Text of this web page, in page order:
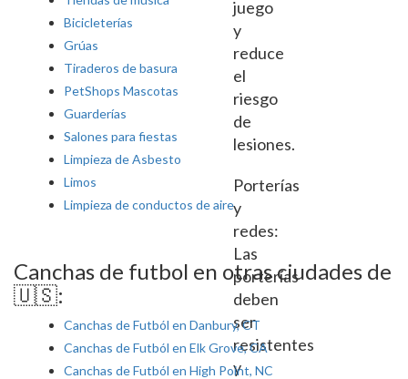
juego
y
reduce
el
riesgo
de
lesiones.
Porterías
y
redes:
Las
porterías
deben
ser
resistentes
y
Bicicleterías
Grúas
Tiraderos de basura
PetShops Mascotas
Guarderías
Salones para fiestas
Limpieza de Asbesto
Limos
Limpieza de conductos de aire
Canchas de futbol en otras ciudades de
🇺🇸:
Canchas de Futból en Danbury, CT
Canchas de Futból en Elk Grove, CA
Canchas de Futból en High Point, NC